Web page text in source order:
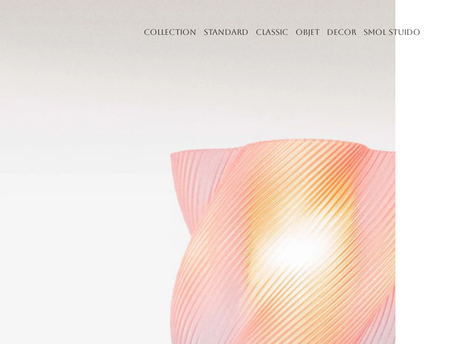
Collection Standard Classic Objet Decor Smol Stuido